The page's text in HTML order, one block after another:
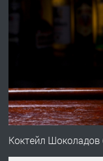
ПРЕДЛАГА
Коктейл Шоколадов